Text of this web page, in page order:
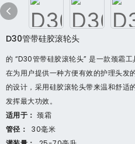
D30管带硅胶滚轮头
的 “D30管带硅胶滚轮头” 是一款颈霜
在为用户提供一种方便有效的护理头发
的设计，采用硅胶滚轮头带来温和舒适
发挥最大功效。
适用于：颈霜
管径：
30毫米